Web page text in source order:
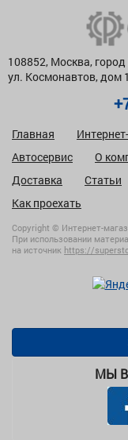
108852, Москва,
ул. Космонавтов, дом
Главная
Автосервис
О
Доставка
Статьи
Как проехать
Copyright © Интернет-
При использовании
на источник https://
МЫ